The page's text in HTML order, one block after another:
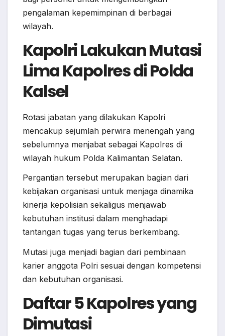
pengalaman kepemimpinan di berbagai
wilayah.
Kapolri Lakukan Mutasi
Lima Kapolres di Polda
Kalsel
Rotasi jabatan yang dilakukan Kapolri
mencakup sejumlah perwira menengah yang
sebelumnya menjabat sebagai Kapolres di
wilayah hukum Polda Kalimantan Selatan.
Pergantian tersebut merupakan bagian dari
kebijakan organisasi untuk menjaga dinamika
kinerja kepolisian sekaligus menjawab
kebutuhan institusi dalam menghadapi
tantangan tugas yang terus berkembang.
Mutasi juga menjadi bagian dari pembinaan
karier anggota Polri sesuai dengan kompetensi
dan kebutuhan organisasi.
Daftar 5 Kapolres yang
Dimutasi